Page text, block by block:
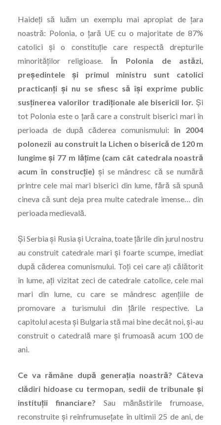
Haideți să luăm un exemplu mai apropiat de ţara
noastră: Polonia, o ţară UE cu o majoritate de 87%
catolici şi o constituţie care respectă drepturile
minorităţilor religioase.În Polonia de astăzi,
preşedintele şi primul ministru sunt catolici
practicanţi şi nu se sfiesc să îşi exprime public
susţinerea valorilor tradiţionale ale bisericii lor. Şi
tot Polonia este o ţară care a construit biserici mari în
perioada de după căderea comunismului: în 2004
polonezii au construit la Lichen o biserică de 120 m
lungime şi 77 m lăţime (cam cât catedrala noastră
acum în construcţie) şi se mândresc că se numără
printre cele mai mari biserici din lume, fără să spună
cineva că sunt deja prea multe catedrale imense… din
perioada medievală.
Şi Serbia şi Rusia şi Ucraina, toate ţările din jurul nostru
au construit catedrale mari şi foarte scumpe, imediat
după căderea comunismului. Toţi cei care aţi călătorit
în lume, aţi vizitat zeci de catedrale catolice, cele mai
mari din lume, cu care se mândresc agenţiile de
promovare a turismului din ţările respective. La
capitolul acesta şi Bulgaria stă mai bine decât noi, şi-au
construit o catedrală mare şi frumoasă acum 100 de
ani.
Ce va rămâne după generaţia noastră? Câteva
clădiri hidoase cu termopan, sedii de tribunale şi
instituţii financiare? Sau mănăstirile frumoase,
reconstruite şi reînfrumuseţate în ultimii 25 de ani, de